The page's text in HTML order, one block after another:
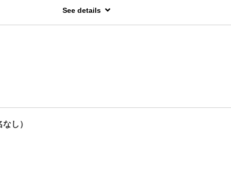
アプローチと共に、"毎日のスタイリングが楽になる"ヘアスタイルの提案をしてお
、産前産後のヘアケアからお子さまカットも好評です☺︎(赤ちゃんも可)
キッズカット】を選択してください。
See details
し）